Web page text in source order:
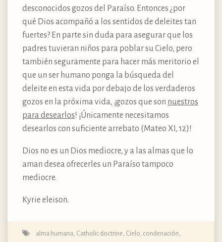
desconocidos gozos del Paraíso. Entonces ¿por
qué Dios acompañó a los sentidos de deleites tan
fuertes? En parte sin duda para asegurar que los
padres tuvieran niños para poblar su Cielo, pero
también seguramente para hacer más meritorio el
que un ser humano ponga la búsqueda del
deleite en esta vida por debajo de los verdaderos
gozos en la próxima vida, ¡gozos que son nuestros
para desearlos! ¡Únicamente necesitamos
desearlos con suficiente arrebato (Mateo XI, 12)!
Dios no es un Dios mediocre, y a las almas que lo
aman desea ofrecerles un Paraíso tampoco
mediocre.
Kyrie eleison.
alma humana Catholic doctrine Cielo condenación